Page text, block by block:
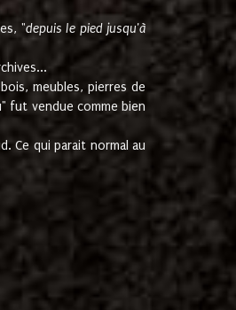
"depuis le pied jusqu'à
meubles, pierres de
fut vendue comme bien
Ce qui parait normal au